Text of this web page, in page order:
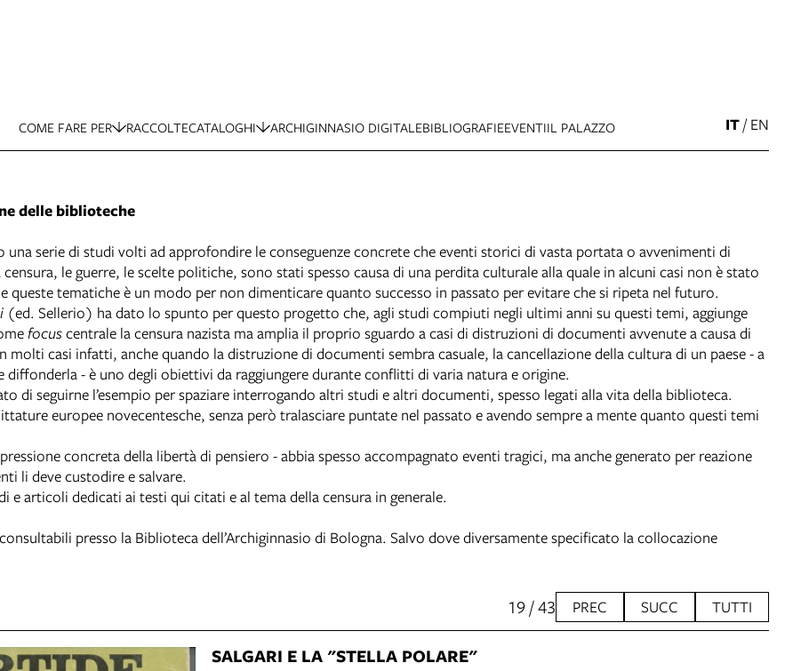
COME FARE PER RACCOLTECATALOGHI ARCHIGINNASIO DIGITALEBIBLIOGRAFIEEVENTIIL PALAZZO IT/EN
delle biblioteche
una serie di studi volti ad approfondire le conseguenze concrete che eventi storici di vasta portata o avvenimenti di
le guerre, le scelte politiche, sono stati spesso causa di una perdita culturale alla quale in alcuni casi non è stato
tematiche è un modo per non dimenticare quanto successo in passato per evitare che si ripeta nel futuro.
(ed. Sellerio) ha dato lo spunto per questo progetto che, agli studi compiuti negli ultimi anni su questi temi, aggiunge
focuscentrale la censura nazista ma amplia il proprio sguardo a casi di distruzioni di documenti avvenute a causa di
casi infatti, anche quando la distruzione di documenti sembra casuale, la cancellazione della cultura di un paese - a
- è uno degli obiettivi da raggiungere durante conflitti di varia natura e origine.
di seguirne l’esempio per spaziare interrogando altri studi e altri documenti, spesso legati alla vita della biblioteca.
europee novecentesche, senza però tralasciare puntate nel passato e avendo sempre a mente quanto questi temi
concreta della libertà di pensiero - abbia spesso accompagnato eventi tragici, ma anche generato per reazione
li deve custodire e salvare.
e articoli dedicati ai testi qui citati e al tema della censura in generale.
presso la Biblioteca dell’Archiginnasio di Bologna. Salvo dove diversamente specificato la collocazione
19 / 43 PREC SUCC TUTTI
SALGARI E LA "STELLA POLARE"